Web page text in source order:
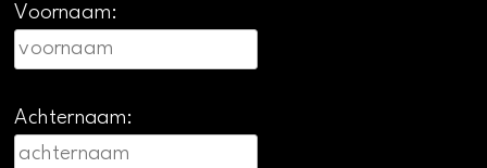
Voornaam:
Achternaam: